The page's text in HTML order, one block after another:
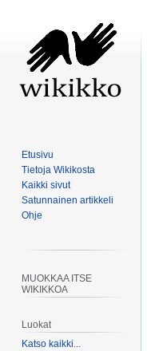
Etusivu
Tietoja Wikikosta
Kaikki sivut
Satunnainen artikkeli
Ohje
MUOKKAA ITSE
WIKIKKOA
Luokat
Katso kaikki...